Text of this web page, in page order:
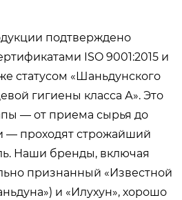
подтверждено
ISO 9001:2015 и
статусом «Шаньдунского
гигиены класса А». Это
— от приема сырья до
— проходят строжайший
Наши бренды, включая
признанный «Известной
и «Илухун», хорошо